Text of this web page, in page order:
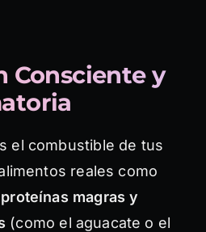
Consciente y
el combustible de tus
reales como
magras y
(como el aguacate o el